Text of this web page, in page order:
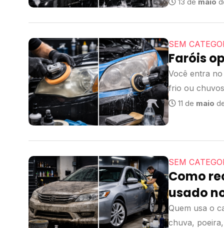
SEM
Faróis
Você entra
frio ou
11 de maio
SEM
Como
usado
Quem usa o
chuva,